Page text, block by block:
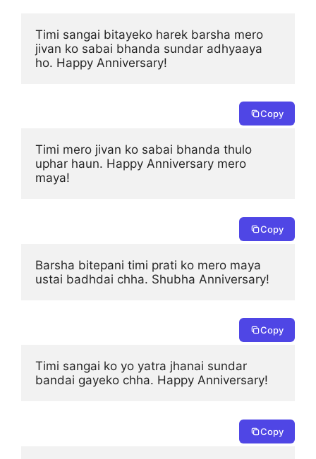
Timi sangai bitayeko harek barsha mero
jivan ko sabai bhanda sundar adhyaaya
ho. Happy Anniversary!
Copy
Timi mero jivan ko sabai bhanda thulo
uphar haun. Happy Anniversary mero
maya!
Copy
Barsha bitepani timi prati ko mero maya
ustai badhdai chha. Shubha Anniversary!
Copy
Timi sangai ko yo yatra jhanai sundar
bandai gayeko chha. Happy Anniversary!
Copy